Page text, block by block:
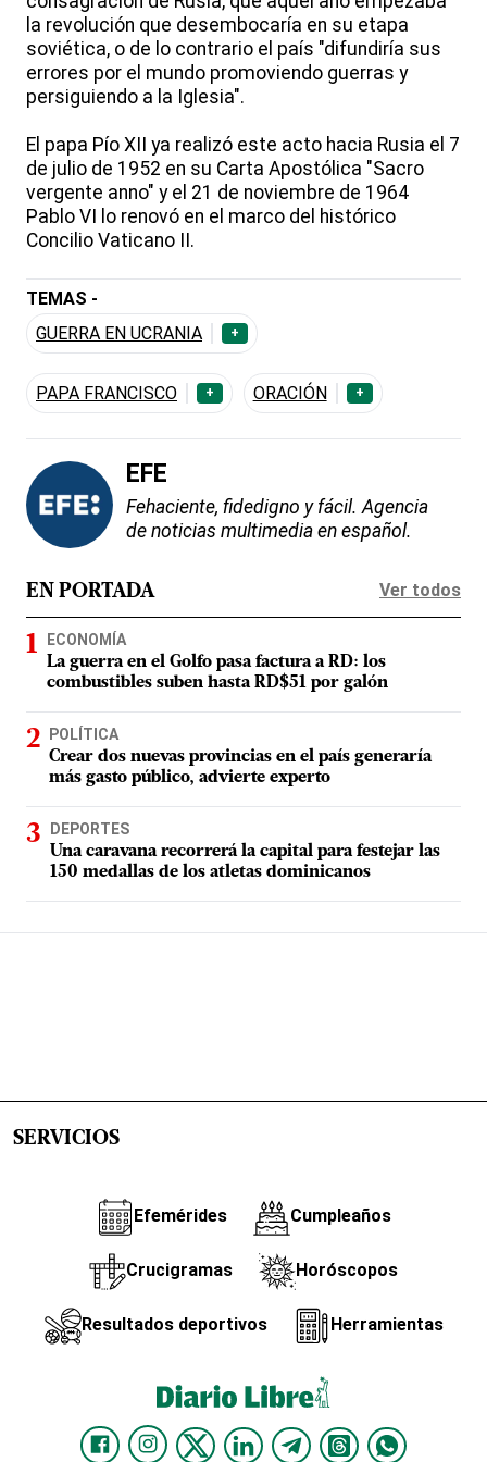
la revolución que desembocaría en su etapa
soviética, o de lo contrario el país "difundiría sus
errores por el mundo promoviendo guerras y
persiguiendo a la Iglesia".
El papa Pío XII ya realizó este acto hacia Rusia el 7
de julio de 1952 en su Carta Apostólica "Sacro
vergente anno" y el 21 de noviembre de 1964
Pablo VI lo renovó en el marco del histórico
Concilio Vaticano II.
TEMAS -
GUERRA EN UCRANIA
+
PAPA FRANCISCO + ORACIÓN +
EFE
Fehaciente, fidedigno y fácil. Agencia
de noticias multimedia en español.
EN PORTADA Ver todos
ECONOMÍA
La guerra en el Golfo pasa factura a RD: los
combustibles suben hasta RD$51 por galón
POLÍTICA
Crear dos nuevas provincias en el país generaría
más gasto público, advierte experto
DEPORTES
Una caravana recorrerá la capital para festejar las
150 medallas de los atletas dominicanos
SERVICIOS
Efemérides Cumpleaños
Crucigramas Horóscopos
Resultados deportivos Herramientas